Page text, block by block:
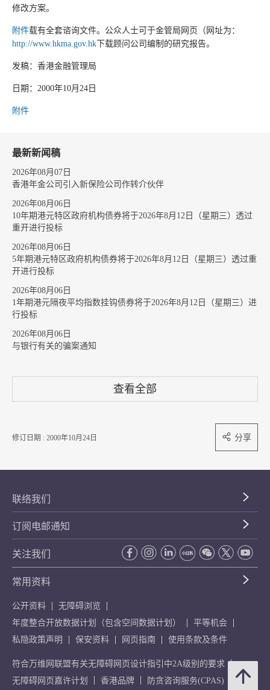
修改方案。
附件载有全套谘询文件。公众人士可于金管局网页（网址为：
http://www.hkma.gov.hk 下载顾问公司编制的研究报告。
发稿：香港金融管理局
日期：2000年10月24日
附件
最新新闻稿
2026年08月07日
香港年金公司引入新保险公司作转介伙伴
2026年08月06日
10年期港元特区政府机构债券将于2026年8月12日（星期三）透过
重开进行投标
2026年08月06日
5年期港元特区政府机构债券将于2026年8月12日（星期三）透过重
开进行投标
2026年08月06日
1年期港元隔夜平均指数挂钩债券将于2026年8月12日（星期三）进
行投标
2026年08月06日
与银行有关的骗案通知
查看全部
修订日期 : 2000年10月24日 分享
联络我们
订阅电邮通知
关注我们
常用资料
公开资料
无障碍浏览
年度整合开放数据计划（包含空间数据计划）
平等机会
私隐政策声明
保安资料 网页指南 使用条款及条件
符合万维网联盟有关无障碍网页设计指引中2A级别的要求
无障碍网页嘉许计划
香港品牌 防贪咨询服务(CPAS)